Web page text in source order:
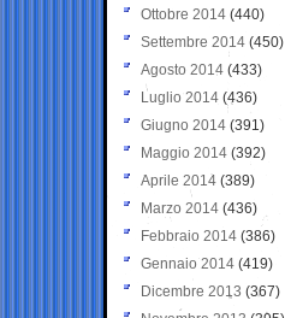
Ottobre 2014 (440)
Settembre 2014 (450)
Agosto 2014 (433)
Luglio 2014 (436)
Giugno 2014 (391)
Maggio 2014 (392)
Aprile 2014 (389)
Marzo 2014 (436)
Febbraio 2014 (386)
Gennaio 2014 (419)
Dicembre 2013 (367)